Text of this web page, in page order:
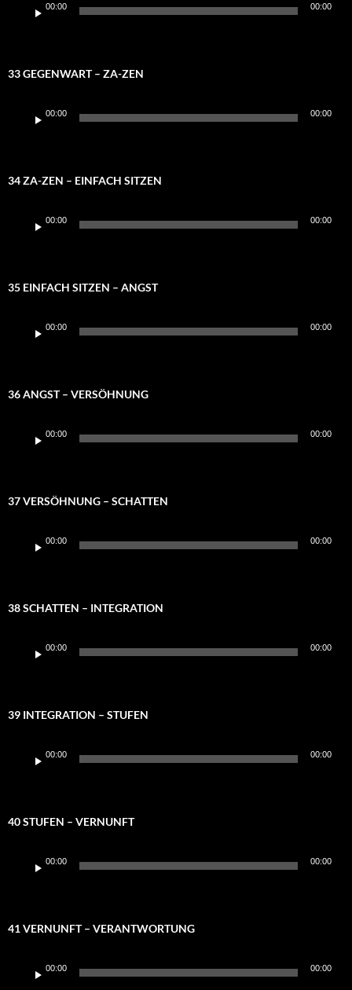
Player
00:00 00:00
33 GEGENWART – ZA-ZEN
Player
00:00 00:00
34 ZA-ZEN – EINFACH SITZEN
Player
00:00 00:00
35 EINFACH SITZEN – ANGST
Player
00:00 00:00
36 ANGST – VERSÖHNUNG
Player
00:00 00:00
37 VERSÖHNUNG – SCHATTEN
Player
00:00 00:00
38 SCHATTEN – INTEGRATION
Player
00:00 00:00
39 INTEGRATION – STUFEN
Player
00:00 00:00
40 STUFEN – VERNUNFT
Player
00:00 00:00
41 VERNUNFT – VERANTWORTUNG
Player
00:00 00:00